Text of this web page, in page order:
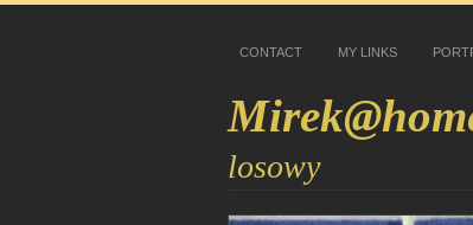
CONTACT MY LINKS
losowy